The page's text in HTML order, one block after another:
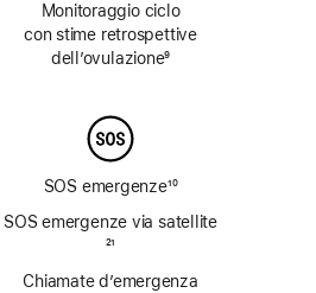
Monitoraggio ciclo
con stime retrospettive
dell’ovulazione9
SOS emergenze10
SOS emergenze via satellite
21
Chiamate d’emergenza